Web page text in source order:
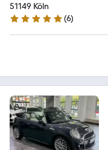
51149 Köln
5 Sterne
(6)